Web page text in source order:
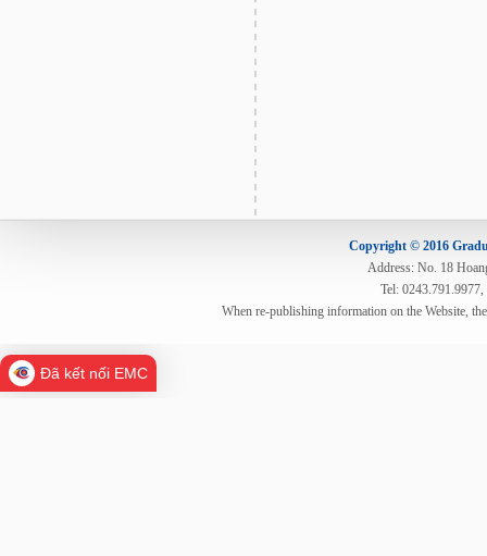
Copyright © 2016
Address: No. 18
Tel:
When re-publishing information on the Website,
Đã kết nối EMC